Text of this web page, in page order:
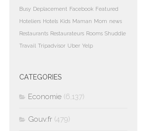
Busy Deplacement Facebook Featured
Hoteliers Hotels Kids Maman Mom news
Restaurants Restaurateurs Rooms Shuddle
Travail Tripadvisor Uber Yelp
CATEGORIES
Economie (6,137)
Gouv.fr (479)